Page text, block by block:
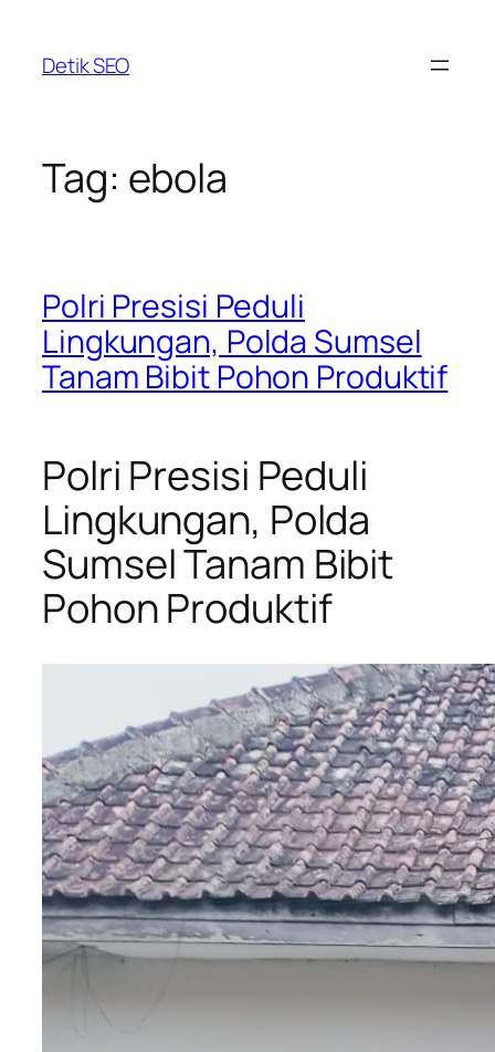
content
Detik SEO
Tag: ebola
Polri Presisi Peduli
Lingkungan, Polda Sumsel
Tanam Bibit Pohon Produktif
Polri Presisi Peduli
Lingkungan, Polda
Sumsel Tanam Bibit
Pohon Produktif